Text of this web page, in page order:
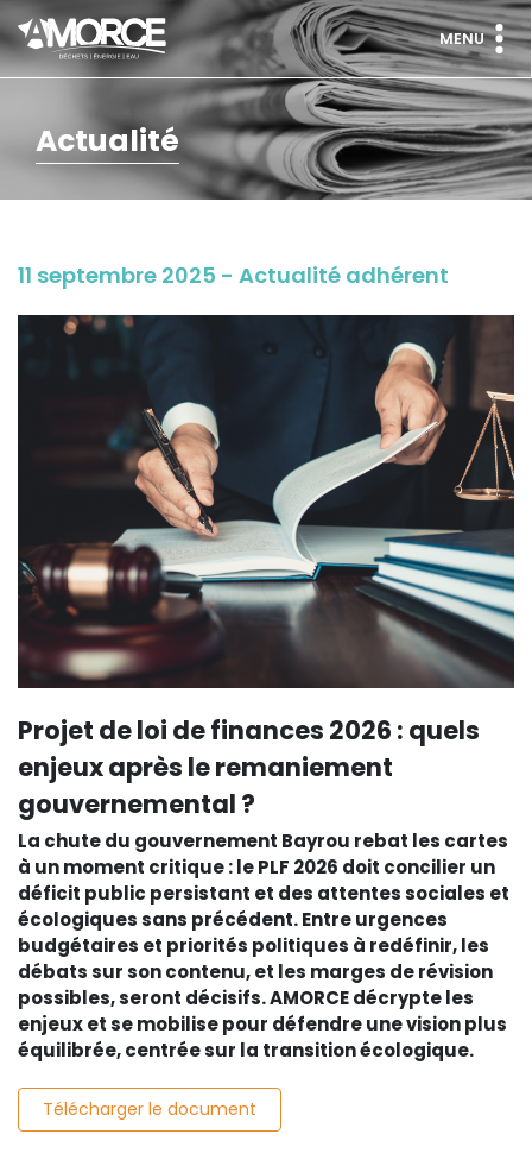
MENU
Actualité
11 septembre 2025 - Actualité adhérent
Projet de loi de finances 2026 : quels
enjeux après le remaniement
gouvernemental ?
La chute du gouvernement Bayrou rebat les cartes
à un moment critique : le PLF 2026 doit concilier un
déficit public persistant et des attentes sociales et
écologiques sans précédent. Entre urgences
budgétaires et priorités politiques à redéfinir, les
débats sur son contenu, et les marges de révision
possibles, seront décisifs. AMORCE décrypte les
enjeux et se mobilise pour défendre une vision plus
équilibrée, centrée sur la transition écologique.
Télécharger le document